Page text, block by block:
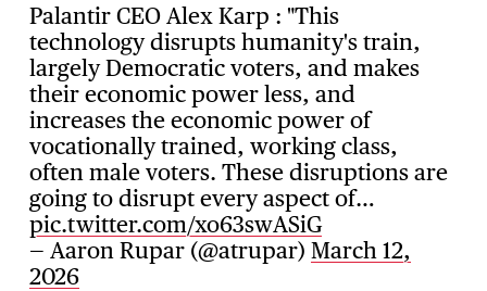
Palantir CEO Alex Karp : "This
technology disrupts humanity's train,
largely Democratic voters, and makes
their economic power less, and
increases the economic power of
vocationally trained, working class,
often male voters. These disruptions are
going to disrupt every aspect of…
pic.twitter.com/xo63swASiG
— Aaron Rupar (@atrupar)March 12,
2026